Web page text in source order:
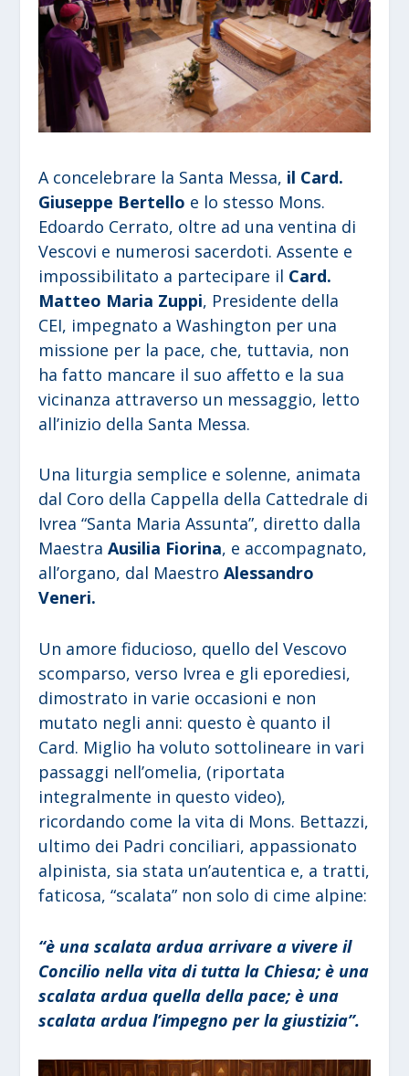
A concelebrare la Santa Messa, il Card.
Giuseppe Bertello e lo stesso Mons.
Edoardo Cerrato, oltre ad una ventina di
Vescovi e numerosi sacerdoti. Assente e
impossibilitato a partecipare il Card.
Matteo Maria Zuppi, Presidente della
CEI, impegnato a Washington per una
missione per la pace, che, tuttavia, non
ha fatto mancare il suo affetto e la sua
vicinanza attraverso un messaggio, letto
all’inizio della Santa Messa.
Una liturgia semplice e solenne, animata
dal Coro della Cappella della Cattedrale di
Ivrea “Santa Maria Assunta”, diretto dalla
MaestraAusilia Fiorina, e accompagnato,
all’organo, dal MaestroAlessandro
Veneri.
Un amore fiducioso, quello del Vescovo
scomparso, verso Ivrea e gli eporediesi,
dimostrato in varie occasioni e non
mutato negli anni: questo è quanto il
Card. Miglio ha voluto sottolineare in vari
passaggi nell’omelia, (riportata
integralmente in questo video),
ricordando come la vita di Mons. Bettazzi,
ultimo dei Padri conciliari, appassionato
alpinista, sia stata un’autentica e, a tratti,
faticosa, “scalata” non solo di cime alpine:
“è una scalata ardua arrivare a vivere il
Concilio nella vita di tutta la Chiesa; è una
scalata ardua quella della pace; è una
scalata ardua l’impegno per la giustizia”.